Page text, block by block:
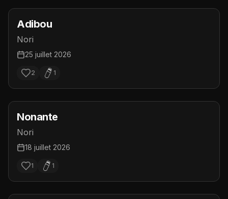
Adibou
Nori
25 juillet 2026
2 1
Nonante
Nori
18 juillet 2026
1 1